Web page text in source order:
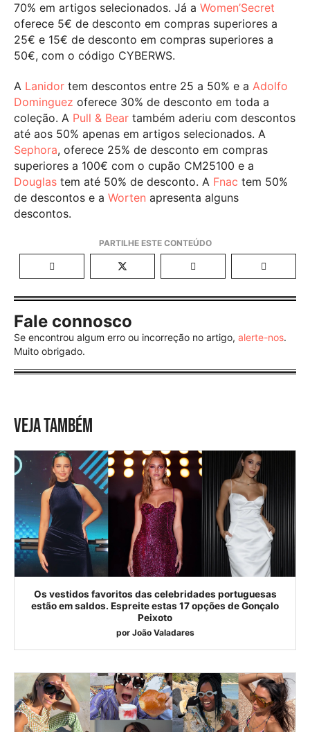
70% em artigos selecionados. Já a Women’Secret
oferece 5€ de desconto em compras superiores a
25€ e 15€ de desconto em compras superiores a
50€, com o código CYBERWS.
A Lanidor tem descontos entre 25 a 50% e a Adolfo
Dominguez oferece 30% de desconto em toda a
coleção. A Pull & Bear também aderiu com descontos
até aos 50% apenas em artigos selecionados. A
Sephora, oferece 25% de desconto em compras
superiores a 100€ com o cupão CM25100 e a
Douglas tem até 50% de desconto. A Fnac tem 50%
de descontos e a Worten apresenta alguns
descontos.
Fale connosco
Se encontrou algum erro ou incorreção no artigo, alerte-nos.
Muito obrigado.
VEJA TAMBÉM
Os vestidos favoritos das celebridades portuguesas
estão em saldos. Espreite estas 17 opções de Gonçalo
Peixoto
por João Valadares